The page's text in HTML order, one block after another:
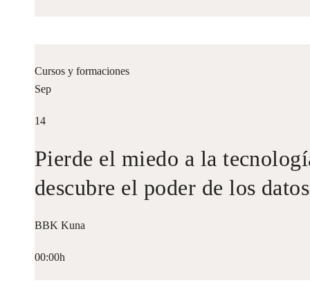
Cursos y formaciones
Sep
14
Pierde el miedo a la
descubre el poder de los datos
BBK Kuna
00:00h